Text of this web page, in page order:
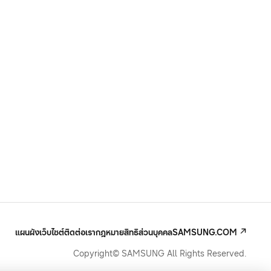
แผนผังเว็บไซต์ติดต่อเรากฎหมายสิทธิส่วนบุคคลSAMSUNG.COM
Copyright© SAMSUNG All Rights Reserved.